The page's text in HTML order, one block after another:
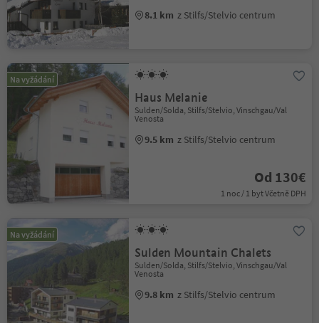
8.1 km z Stilfs/Stelvio centrum
Na vyžádání
Haus Melanie
Sulden/Solda, Stilfs/Stelvio, Vinschgau/Val
Venosta
9.5 km z Stilfs/Stelvio centrum
Od 130€
1 noc / 1 byt Včetně DPH
Na vyžádání
Sulden Mountain Chalets
Sulden/Solda, Stilfs/Stelvio, Vinschgau/Val
Venosta
9.8 km z Stilfs/Stelvio centrum